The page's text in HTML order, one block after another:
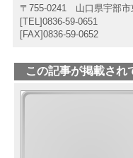
〒755-0241 山口県宇部市
[TEL]0836-59-0651
[FAX]0836-59-0652
この記事が掲載され